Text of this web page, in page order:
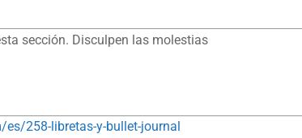
sección. Disculpen las molestias
258-libretas-y-bullet-journal